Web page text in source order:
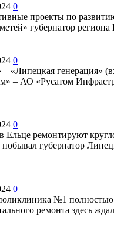
0
проекты по
губернатор региона
0
«Липецкая генерация»
– АО «Русатом
0
Ельце ремонтируют
губернатор
0
№1 полностью
ремонта здесь